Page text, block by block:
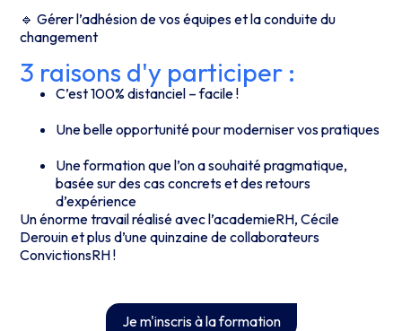
🔹 Gérer l’adhésion de vos équipes et la conduite du
changement
3 raisons d'y participer :
C’est 100% distanciel – facile !
Une belle opportunité pour moderniser vos pratiques
Une formation que l’on a souhaité pragmatique,
basée sur des cas concrets et des retours
d’expérience
Un énorme travail réalisé avec l’academieRH, Cécile
Derouin et plus d’une quinzaine de collaborateurs
ConvictionsRH !
Je m'inscris à la formation